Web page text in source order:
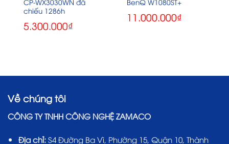
chiếu 1286h
5.300.000₫
11.000.000₫
Về chúng tôi
CÔNG TY TNHH CÔNG NGHỆ ZAMACO
Địa chỉ: S4 Đường Ba Vì, Phường 15, Quận 10, Thành